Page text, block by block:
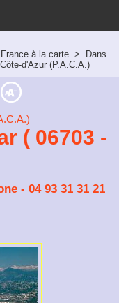
à la carte >
Dans
d'Azur (P.A.C.A.)
( 06703 -
- 04 93 31 31 21